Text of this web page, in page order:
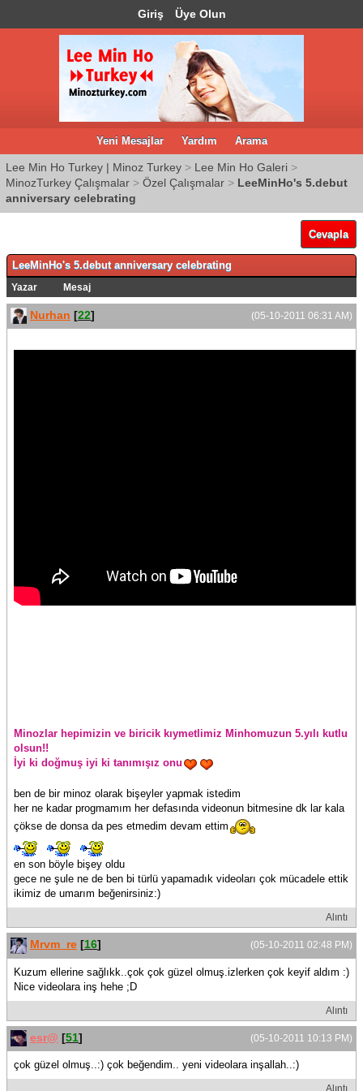
Giriş Üye Olun
Yeni Mesajlar Yardım Arama
Lee Min Ho Turkey | Minoz Turkey > Lee Min Ho Galeri >
MinozTurkey Çalışmalar > Özel Çalışmalar > LeeMinHo's 5.debut
anniversary celebrating
Cevapla
LeeMinHo's 5.debut anniversary celebrating
Yazar Mesaj
(05-10-2011 06:31 AM)
Nurhan [22]
Minozlar hepimizin ve biricik kıymetlimiz Minhomuzun 5.yılı kutlu
olsun!!
İyi ki doğmuş iyi ki tanımışız onu
ben de bir minoz olarak bişeyler yapmak istedim
her ne kadar progmamım her defasında videonun bitmesine dk lar kala
çökse de donsa da pes etmedim devam ettim
en son böyle bişey oldu
gece ne şule ne de ben bi türlü yapamadık videoları çok mücadele ettik
ikimiz de umarım beğenirsiniz:)
Alıntı
(05-10-2011 02:48 PM)
Mrvm_re [16]
Kuzum ellerine sağlıkk..çok çok güzel olmuş.izlerken çok keyif aldım :)
Nice videolara inş hehe ;D
Alıntı
(05-10-2011 10:13 PM)
esr@ [51]
çok güzel olmuş..:) çok beğendim.. yeni videolara inşallah..:)
Alıntı